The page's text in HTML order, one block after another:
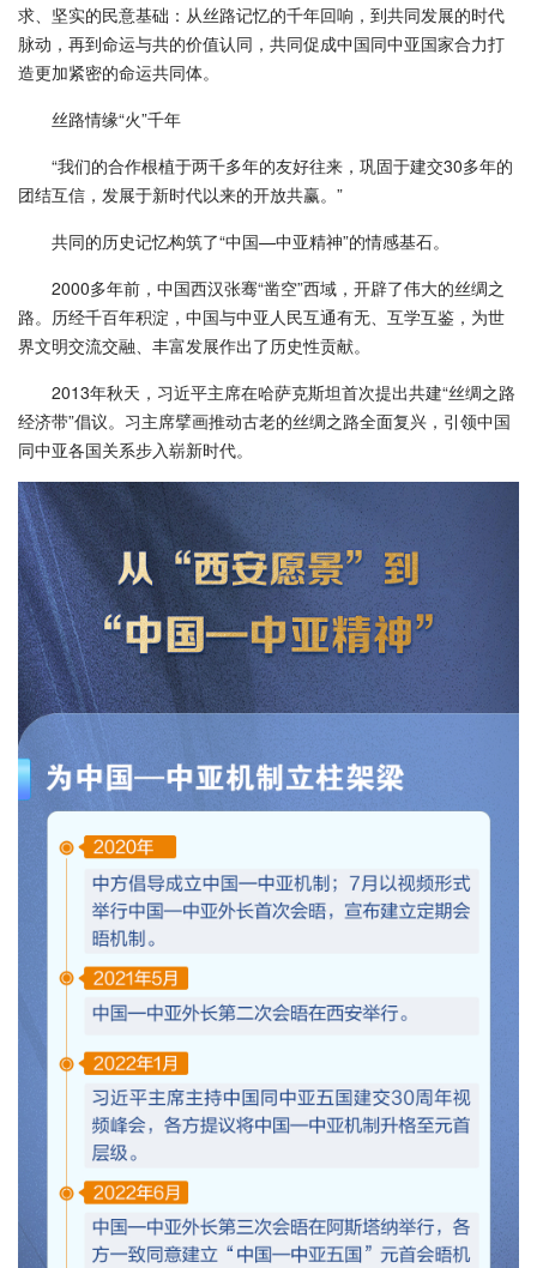
求、坚实的民意基础：从丝路记忆的千年回响，到共同发展的时代
脉动，再到命运与共的价值认同，共同促成中国同中亚国家合力打
造更加紧密的命运共同体。
丝路情缘“火”千年
“我们的合作根植于两千多年的友好往来，巩固于建交30多年的
团结互信，发展于新时代以来的开放共赢。”
共同的历史记忆构筑了“中国—中亚精神”的情感基石。
2000多年前，中国西汉张骞“凿空”西域，开辟了伟大的丝绸之
路。历经千百年积淀，中国与中亚人民互通有无、互学互鉴，为世
界文明交流交融、丰富发展作出了历史性贡献。
2013年秋天，习近平主席在哈萨克斯坦首次提出共建“丝绸之路
经济带”倡议。习主席擘画推动古老的丝绸之路全面复兴，引领中国
同中亚各国关系步入崭新时代。